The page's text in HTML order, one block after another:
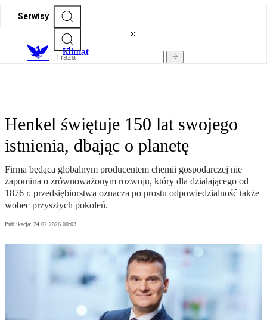
Serwisy
Klimat
Henkel świętuje 150 lat swojego
istnienia, dbając o planetę
Firma będąca globalnym producentem chemii gospodarczej nie
zapomina o zrównoważonym rozwoju, który dla działającego od
1876 r. przedsiębiorstwa oznacza po prostu odpowiedzialność także
wobec przyszłych pokoleń.
Publikacja: 24.02.2026 00:03